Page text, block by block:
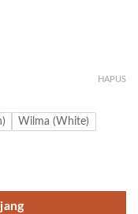
Wilma (White)
HAPUS